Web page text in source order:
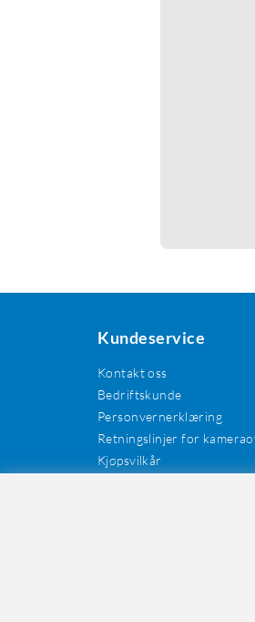
Kundeservice
Kontakt oss
Bedriftskunde
Personvernerklæring
Retningslinjer for
Kjøpsvilkår